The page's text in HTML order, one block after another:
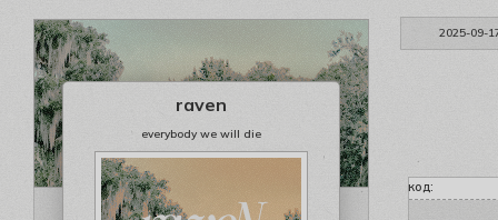
2025-09-
raven
everybody we will die
код: